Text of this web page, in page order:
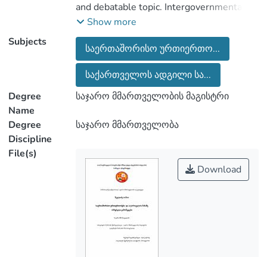
and debatable topic. Intergovernmental
law is the part of international
relationship.
Sovereignty is the most important part of
state. From history, we know, that strong
state always was disfranchise weak state.
like this, which is desert of international
international law. The main part of
international relationship, international
rule, is working to avoid violence, protect
little countries, as Georgia is and preserve
Show more
Subjects
საერთაშორისო ურთიერთო...
საქართველოს ადგილი სა...
Degree
Name
საჯარო მმართველობის მაგისტრი
Degree
Discipline
საჯარო მმართველობა
File(s)
Download